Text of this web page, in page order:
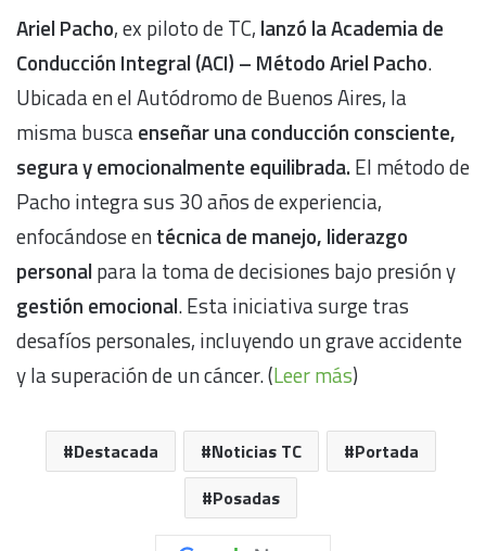
Ariel Pacho, ex piloto de TC, lanzó la Academia de
Conducción Integral (ACI) – Método Ariel Pacho.
Ubicada en el Autódromo de Buenos Aires, la
misma buscaenseñar una conducción consciente,
segura y emocionalmente equilibrada. El método de
Pacho integra sus 30 años de experiencia,
enfocándose entécnica de manejo, liderazgo
personal para la toma de decisiones bajo presión y
gestión emocional. Esta iniciativa surge tras
desafíos personales, incluyendo un grave accidente
y la superación de un cáncer. (Leer más)
Destacada Noticias TC
Portada
Posadas